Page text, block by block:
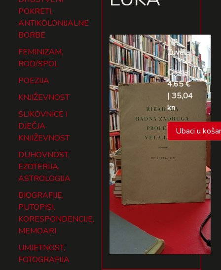
POKRETI,
ANTIKOLONIJALNE
BORBE
FEMINIZAM,
ROD/SPOL
POEZIJA
KNJIŽEVNOST
SLIKOVNICE I
DJEČJA
KNJIŽEVNOST
DUHOVNOST,
EZOTERIJA,
ASTROLOGIJA
BIOGRAFIJE,
PUTOPISI,
KORESPONDENCIJE,
MEMOARI
UMJETNOST,
FOTOGRAFIJA
Ivo
Žuvela
Cijena:
4,65 €
| 35,04
kn
Ubaci u